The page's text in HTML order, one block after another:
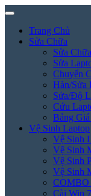
Trang Chủ
Sửa Chữa
Sửa
Sửa
Chuyển
Hàn/Sửa
Sửa/Độ
Cứu
Bảng
Vệ Sinh Laptop
Vệ Sinh
Vệ Sinh
Vệ Sinh
Vệ Sinh
COMBO
Cài Win